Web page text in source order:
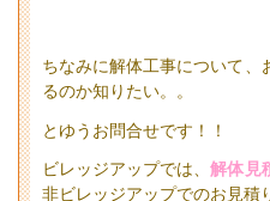
ちなみに解体工事について
るのか知りたい。。
とゆうお問合せです！！
ビレッジアップでは、解体見
非ビレッジアップでのお見積